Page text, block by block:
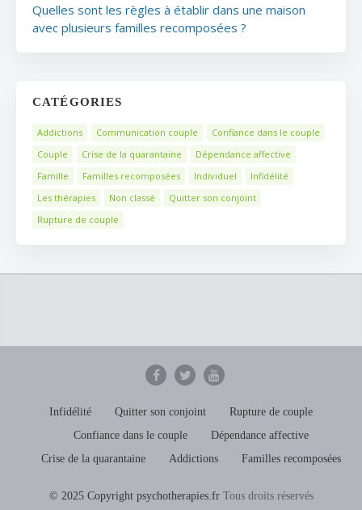
Quelles sont les règles à établir dans une maison
avec plusieurs familles recomposées ?
CATÉGORIES
Addictions Communication couple
Confiance dans le couple
Couple
Crise de la quarantaine
Dépendance affective
Famille
Familles recomposées Individuel
Infidélité
Les thérapies
Non classé
Quitter son conjoint
Rupture de couple
Infidélité Quitter son conjoint
Rupture de couple
Confiance dans le couple
Dépendance affective
Crise de la quarantaine
Addictions Familles recomposées
© 2025 Copyright psychotherapies.frTous droits réservés